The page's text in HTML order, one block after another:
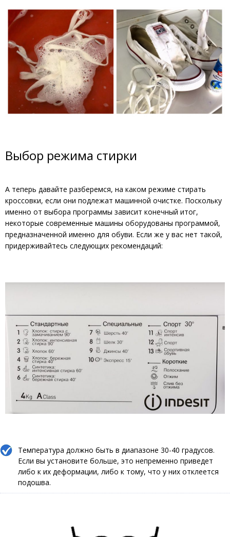
Выбор режима стирки
А теперь давайте разберемся, на каком режиме стирать
кроссовки, если они подлежат машинной очистке. Поскольку
именно от выбора программы зависит конечный итог,
некоторые современные машины оборудованы программой,
предназначенной именно для обуви. Если же у вас нет такой,
придерживайтесь следующих рекомендаций:
Температура должно быть в диапазоне 30-40 градусов.
Если вы установите больше, это непременно приведет
либо к их деформации, либо к тому, что у них отклеется
подошва.